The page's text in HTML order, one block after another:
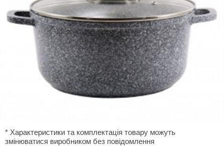
* Характеристики та комплектація товару можуть
змінюватися виробником без повідомлення